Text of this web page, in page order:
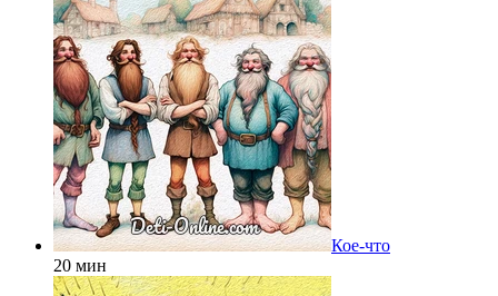
Кое-что
20 мин